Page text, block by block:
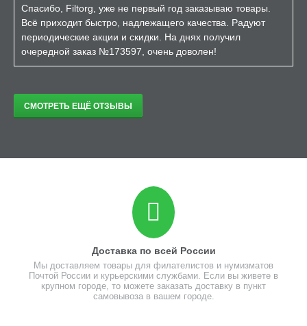
Спасибо, Filtorg, уже не первый год заказываю товары.
Всё приходит быстро, надлежащего качества. Радуют
периодические акции и скидки. На днях получил
очередной заказ №173597, очень доволен!
СМОТРЕТЬ ЕЩЁ ОТЗЫВЫ
Доставка по всей России
Мы доставляем товары для филателистов и нумизматов
Почтой России и курьерскими службами. Если вы живете в
крупном городе, то можете заказать доставку в пункт
самовывоза в вашем городе.